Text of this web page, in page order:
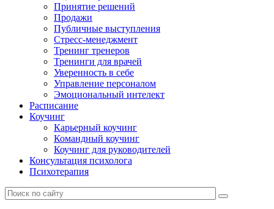
Принятие решений
Продажи
Публичные выступления
Стресс-менеджмент
Тренинг тренеров
Тренинги для врачей
Уверенность в себе
Управление персоналом
Эмоциональный интелект
Расписание
Коучинг
Карьерный коучинг
Командный коучинг
Коучинг для руководителей
Консультация психолога
Психотерапия